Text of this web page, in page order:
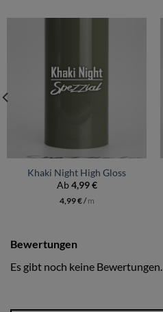
Khaki Night High Gloss
Ab4,99€
4,99€/m
Bewertungen
Es gibt noch keine Bewertungen.